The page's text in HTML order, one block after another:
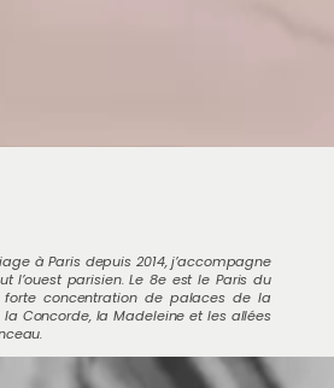
à Paris depuis 2014, j’accompagne
l’ouest parisien. Le 8e est le Paris du
concentration de palaces de la
Concorde, la Madeleine et les allées